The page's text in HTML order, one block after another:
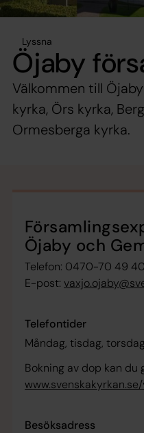
Lyssna
Öjaby
Välkommen till
kyrka, Örs kyrka,
Ormesberga kyrka.
Öjaby och
Telefon: 0470-70 49 40
E-post:
Telefontider
Måndag, tisdag,
Bokning av dop kan du
Besöksadress